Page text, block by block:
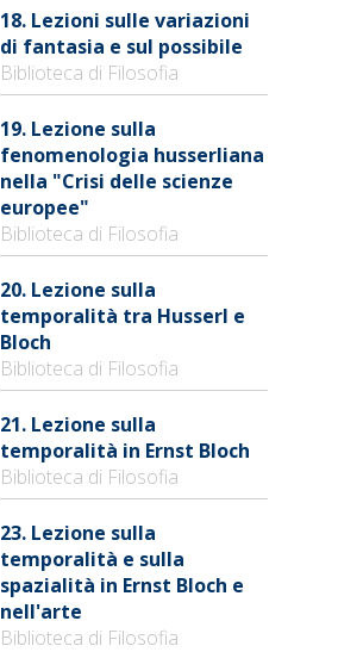
18. Lezioni sulle variazioni
di fantasia e sul possibile
Biblioteca di Filosofia
19. Lezione sulla
fenomenologia husserliana
nella "Crisi delle scienze
europee"
Biblioteca di Filosofia
20. Lezione sulla
temporalità tra Husserl e
Bloch
Biblioteca di Filosofia
21. Lezione sulla
temporalità in Ernst Bloch
Biblioteca di Filosofia
23. Lezione sulla
temporalità e sulla
spazialità in Ernst Bloch e
nell'arte
Biblioteca di Filosofia